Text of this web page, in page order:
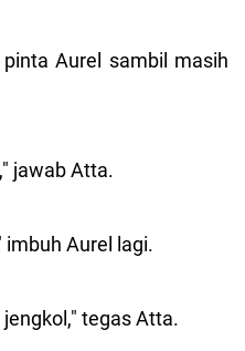
Aurel sambil masih
jawab Atta.
imbuh Aurel lagi.
tegas Atta.